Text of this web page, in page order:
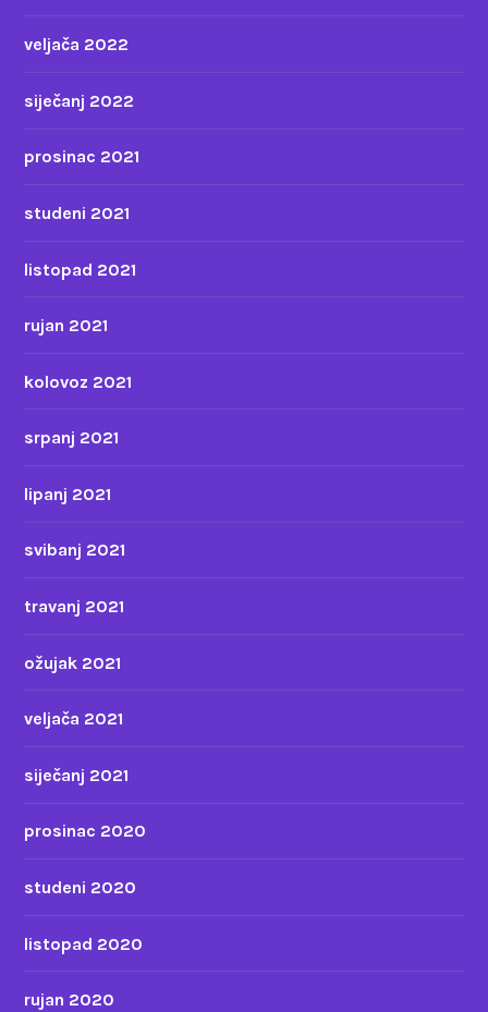
veljača 2022
siječanj 2022
prosinac 2021
studeni 2021
listopad 2021
rujan 2021
kolovoz 2021
srpanj 2021
lipanj 2021
svibanj 2021
travanj 2021
ožujak 2021
veljača 2021
siječanj 2021
prosinac 2020
studeni 2020
listopad 2020
rujan 2020